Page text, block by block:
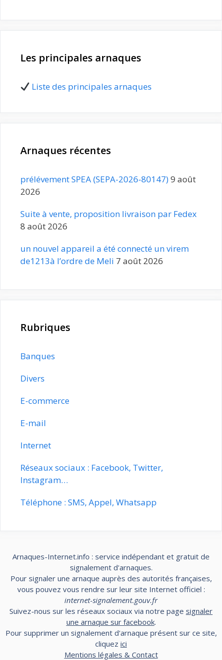
Les principales arnaques
Liste des principales arnaques
Arnaques récentes
prélévement SPEA (SEPA-2026-80147)9 août
2026
Suite à vente, proposition livraison par Fedex
8 août 2026
un nouvel appareil a été connecté un virem
de1213à l’ordre de Meli 7 août 2026
Rubriques
Banques
Divers
E-commerce
E-mail
Internet
Réseaux sociaux : Facebook, Twitter,
Instagram…
Téléphone : SMS, Appel, Whatsapp
Arnaques-Internet.info : service indépendant et gratuit de
signalement d'arnaques.
Pour signaler une arnaque auprès des autorités françaises,
vous pouvez vous rendre sur leur site Internet officiel :
internet-signalement.gouv.fr
Suivez-nous sur les réseaux sociaux via notre page signaler
une arnaque sur facebook.
Pour supprimer un signalement d'arnaque présent sur ce site,
cliquez ici
Mentions légales & Contact